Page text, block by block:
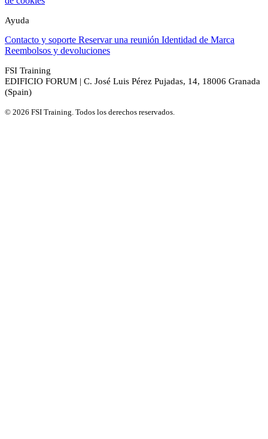
Ayuda
Contacto y soporte Reservar una reunión Identidad de Marca
Reembolsos y devoluciones
FSI Training
EDIFICIO FORUM | C. José Luis Pérez Pujadas, 14, 18006 Granada
(Spain)
© 2026 FSI Training. Todos los derechos reservados.